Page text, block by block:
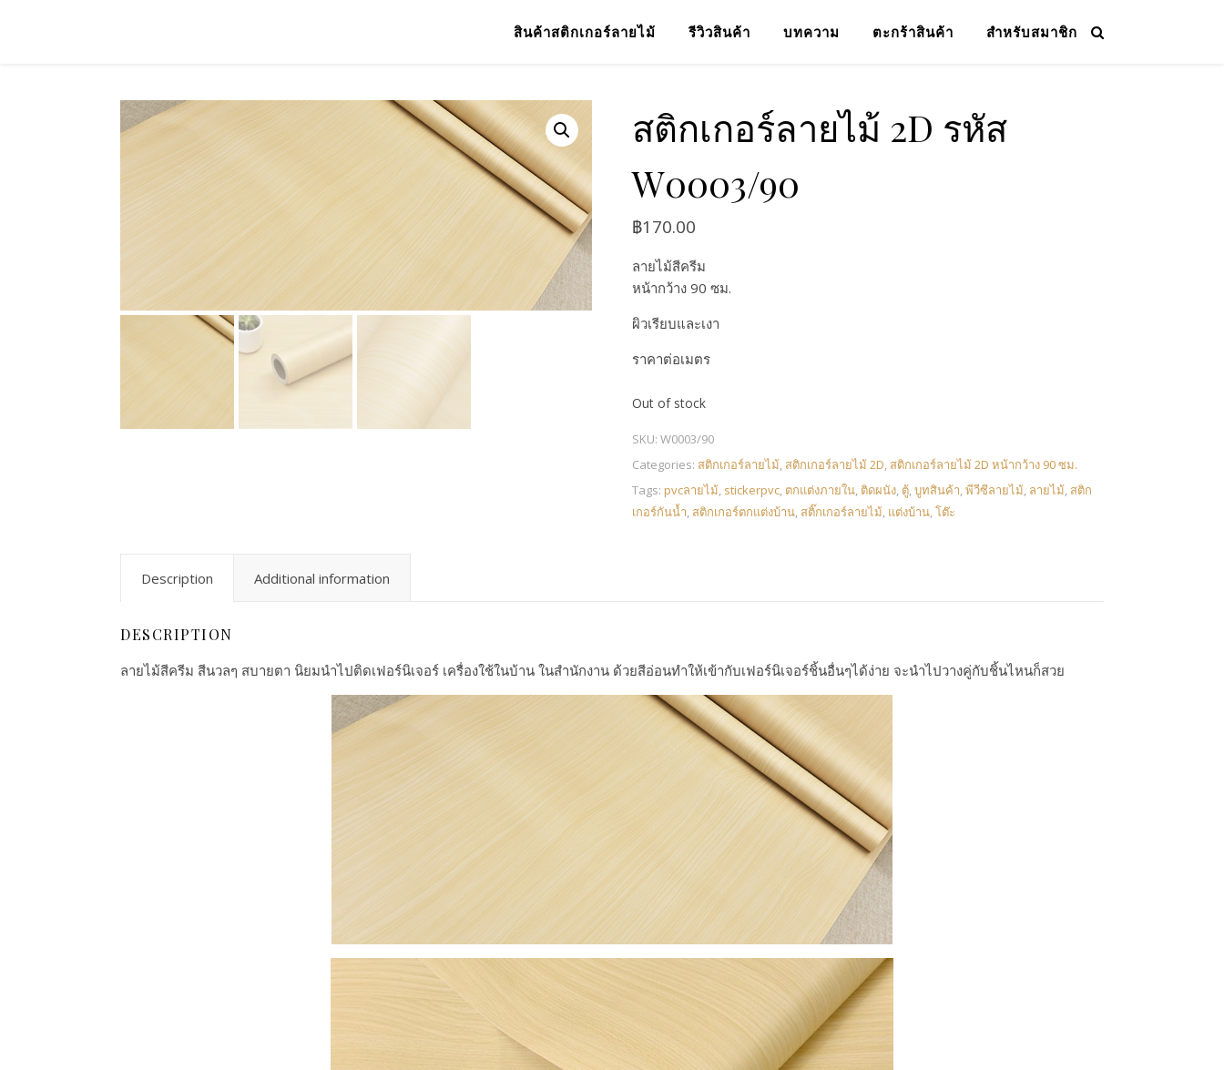
สินค้าสติกเกอร์ลายไม้ รีวิวสินค้า บทความ ตะกร้าสินค้า สำหรับสมาชิก
สติกเกอร์ลายไม้ 2D รหัส
W0003/90
฿170.00
ลายไม้สีครีม
หน้ากว้าง 90 ซม.
ผิวเรียบและเงา
ราคาต่อเมตร
Out of stock
SKU: W0003/90
Categories: สติกเกอร์ลายไม้, สติกเกอร์ลายไม้ 2D, สติกเกอร์ลายไม้ 2D หน้ากว้าง 90 ซม.
Tags: pvcลายไม้, stickerpvc, ตกแต่งภายใน, ติดผนัง, ตู้,บูทสินค้า,พีวีซีลายไม้, ลายไม้, สติก
เกอร์กันน้ำ, สติกเกอร์ตกแต่งบ้าน, สติ๊กเกอร์ลายไม้, แต่งบ้าน,โต๊ะ
Description Additional information
DESCRIPTION
ลายไม้สีครีม สีนวลๆ สบายตา นิยมนำไปติดเฟอร์นิเจอร์ เครื่องใช้ในบ้าน ในสำนักงาน ด้วยสีอ่อนทำให้เข้ากับเฟอร์นิเจอร์ชิ้นอื่นๆได้ง่าย จะนำไปวางคู่กับชิ้นไหนก็สวย